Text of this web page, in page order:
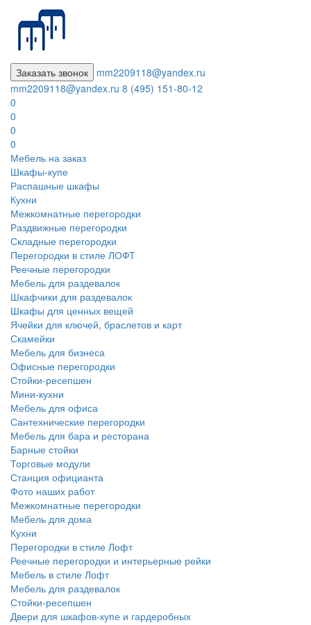
Заказать звонок
mm2209118@yandex.ru
mm2209118@yandex.ru 8 (495) 151-80-12
0
0
0
0
Мебель на заказ
Шкафы-купе
Распашные шкафы
Кухни
Межкомнатные перегородки
Раздвижные перегородки
Складные перегородки
Перегородки в стиле ЛОФТ
Реечные перегородки
Мебель для раздевалок
Шкафчики для раздевалок
Шкафы для ценных вещей
Ячейки для ключей, браслетов и карт
Скамейки
Мебель для бизнеса
Офисные перегородки
Стойки-ресепшен
Мини-кухни
Мебель для офиса
Сантехнические перегородки
Мебель для бара и ресторана
Барные стойки
Торговые модули
Станция официанта
Фото наших работ
Межкомнатные перегородки
Мебель для дома
Кухни
Перегородки в стиле Лофт
Реечные перегородки и интерьерные рейки
Мебель в стиле Лофт
Мебель для раздевалок
Стойки-ресепшен
Двери для шкафов-купе и гардеробных